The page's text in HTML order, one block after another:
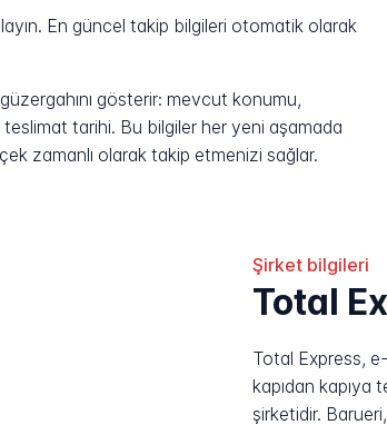
En güncel takip bilgileri otomatik olarak
gösterir: mevcut konumu,
tarihi. Bu bilgiler her yeni aşamada
zamanlı olarak takip etmenizi sağlar.
Şirket bilgileri
Total
Total Express,
kapıdan kapıya
şirketidir.